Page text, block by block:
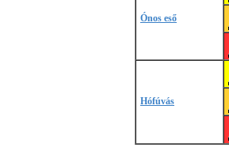
Ónos eső
Hófúvás